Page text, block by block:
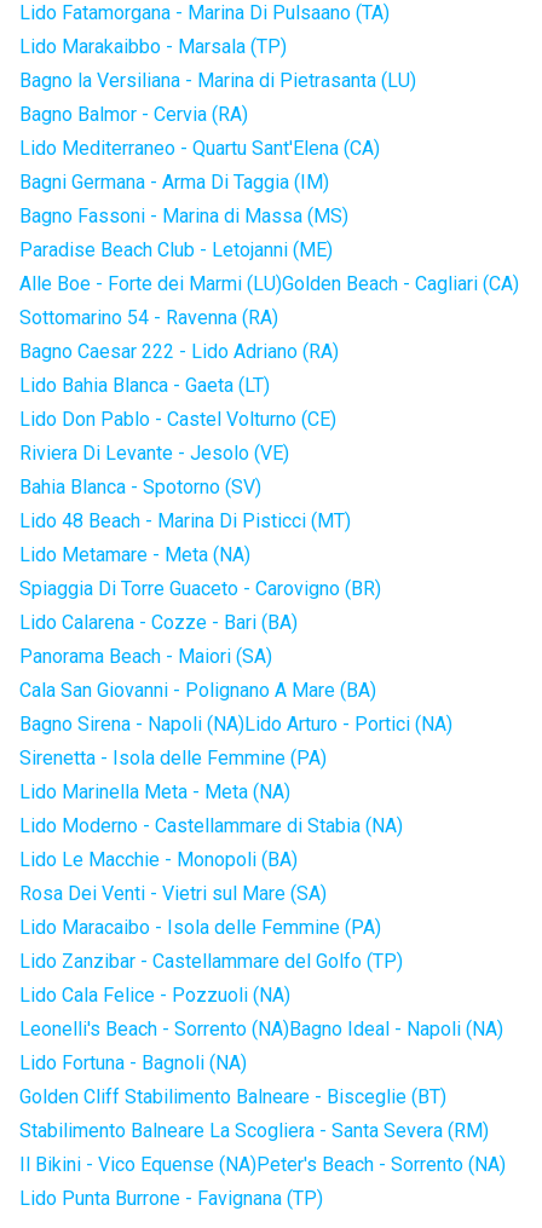
Lido Fatamorgana - Marina Di Pulsaano (TA)
Lido Marakaibbo - Marsala (TP)
Bagno la Versiliana - Marina di Pietrasanta (LU)
Bagno Balmor - Cervia (RA)
Lido Mediterraneo - Quartu Sant'Elena (CA)
Bagni Germana - Arma Di Taggia (IM)
Bagno Fassoni - Marina di Massa (MS)
Paradise Beach Club - Letojanni (ME)
Alle Boe - Forte dei Marmi (LU)Golden Beach - Cagliari (CA)
Sottomarino 54 - Ravenna (RA)
Bagno Caesar 222 - Lido Adriano (RA)
Lido Bahia Blanca - Gaeta (LT)
Lido Don Pablo - Castel Volturno (CE)
Riviera Di Levante - Jesolo (VE)
Bahia Blanca - Spotorno (SV)
Lido 48 Beach - Marina Di Pisticci (MT)
Lido Metamare - Meta (NA)
Spiaggia Di Torre Guaceto - Carovigno (BR)
Lido Calarena - Cozze - Bari (BA)
Panorama Beach - Maiori (SA)
Cala San Giovanni - Polignano A Mare (BA)
Bagno Sirena - Napoli (NA)Lido Arturo - Portici (NA)
Sirenetta - Isola delle Femmine (PA)
Lido Marinella Meta - Meta (NA)
Lido Moderno - Castellammare di Stabia (NA)
Lido Le Macchie - Monopoli (BA)
Rosa Dei Venti - Vietri sul Mare (SA)
Lido Maracaibo - Isola delle Femmine (PA)
Lido Zanzibar - Castellammare del Golfo (TP)
Lido Cala Felice - Pozzuoli (NA)
Leonelli's Beach - Sorrento (NA)Bagno Ideal - Napoli (NA)
Lido Fortuna - Bagnoli (NA)
Golden Cliff Stabilimento Balneare - Bisceglie (BT)
Stabilimento Balneare La Scogliera - Santa Severa (RM)
Il Bikini - Vico Equense (NA)Peter's Beach - Sorrento (NA)
Lido Punta Burrone - Favignana (TP)